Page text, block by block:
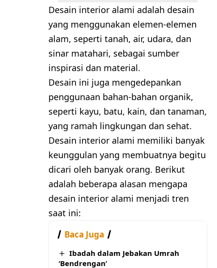
Desain interior alami adalah desain
yang menggunakan elemen-elemen
alam, seperti tanah, air, udara, dan
sinar matahari, sebagai sumber
inspirasi dan material.
Desain ini juga mengedepankan
penggunaan bahan-bahan organik,
seperti kayu, batu, kain, dan tanaman,
yang ramah lingkungan dan sehat.
Desain interior alami memiliki banyak
keunggulan yang membuatnya begitu
dicari oleh banyak orang. Berikut
adalah beberapa alasan mengapa
desain interior alami menjadi tren
saat ini:
Baca Juga
Ibadah dalam Jebakan Umrah
‘Bendrengan’